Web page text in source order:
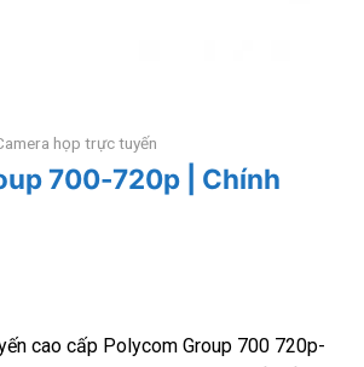
họp trực tuyến
700-720p | Chính
cao cấp Polycom Group 700 720p-